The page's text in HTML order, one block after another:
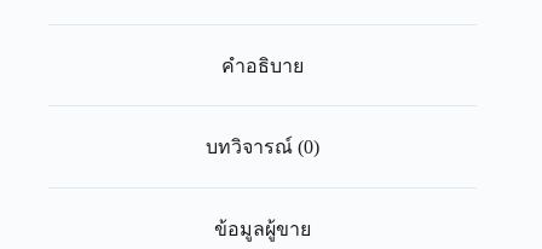
คำอธิบาย
บทวิจารณ์ (0)
ข้อมูลผู้ขาย